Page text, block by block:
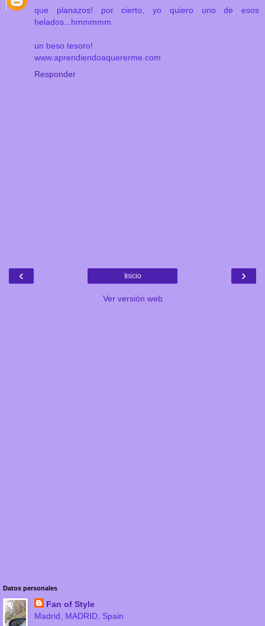
que planazos! por cierto, yo quiero uno de esos
helados...hmmmmm
un beso tesoro!
www.aprendiendoaquererme.com
Responder
‹ ›
Inicio
Ver versión web
Datos personales
Fan of Style
Madrid, MADRID, Spain